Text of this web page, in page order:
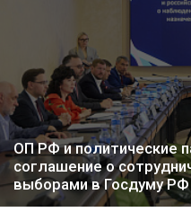
ОП РФ и политические
соглашение о
выборами в Госдуму РФ